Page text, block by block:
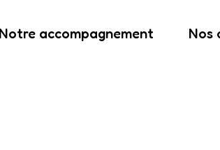
Notre accompagnement Nos